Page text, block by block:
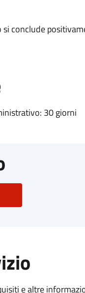
conclude
30 giorni
e altre